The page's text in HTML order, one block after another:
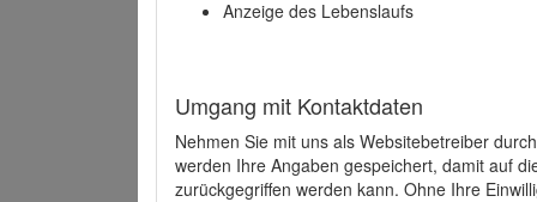
Anzeige des Lebenslaufs
Umgang mit Kontaktdaten
Nehmen Sie mit uns als Websitebetreiber
werden Ihre Angaben gespeichert, damit auf
zurückgegriffen werden kann. Ohne Ihre